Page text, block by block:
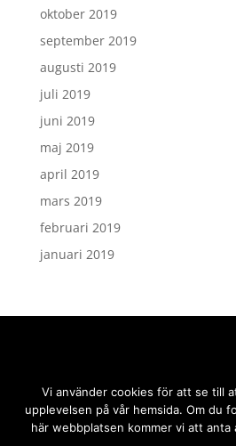
oktober 2019
september 2019
augusti 2019
juli 2019
juni 2019
maj 2019
april 2019
mars 2019
februari 2019
januari 2019
Vi använder cookies för att se till
upplevelsen på vår hemsida. Om du
här webbplatsen kommer vi att